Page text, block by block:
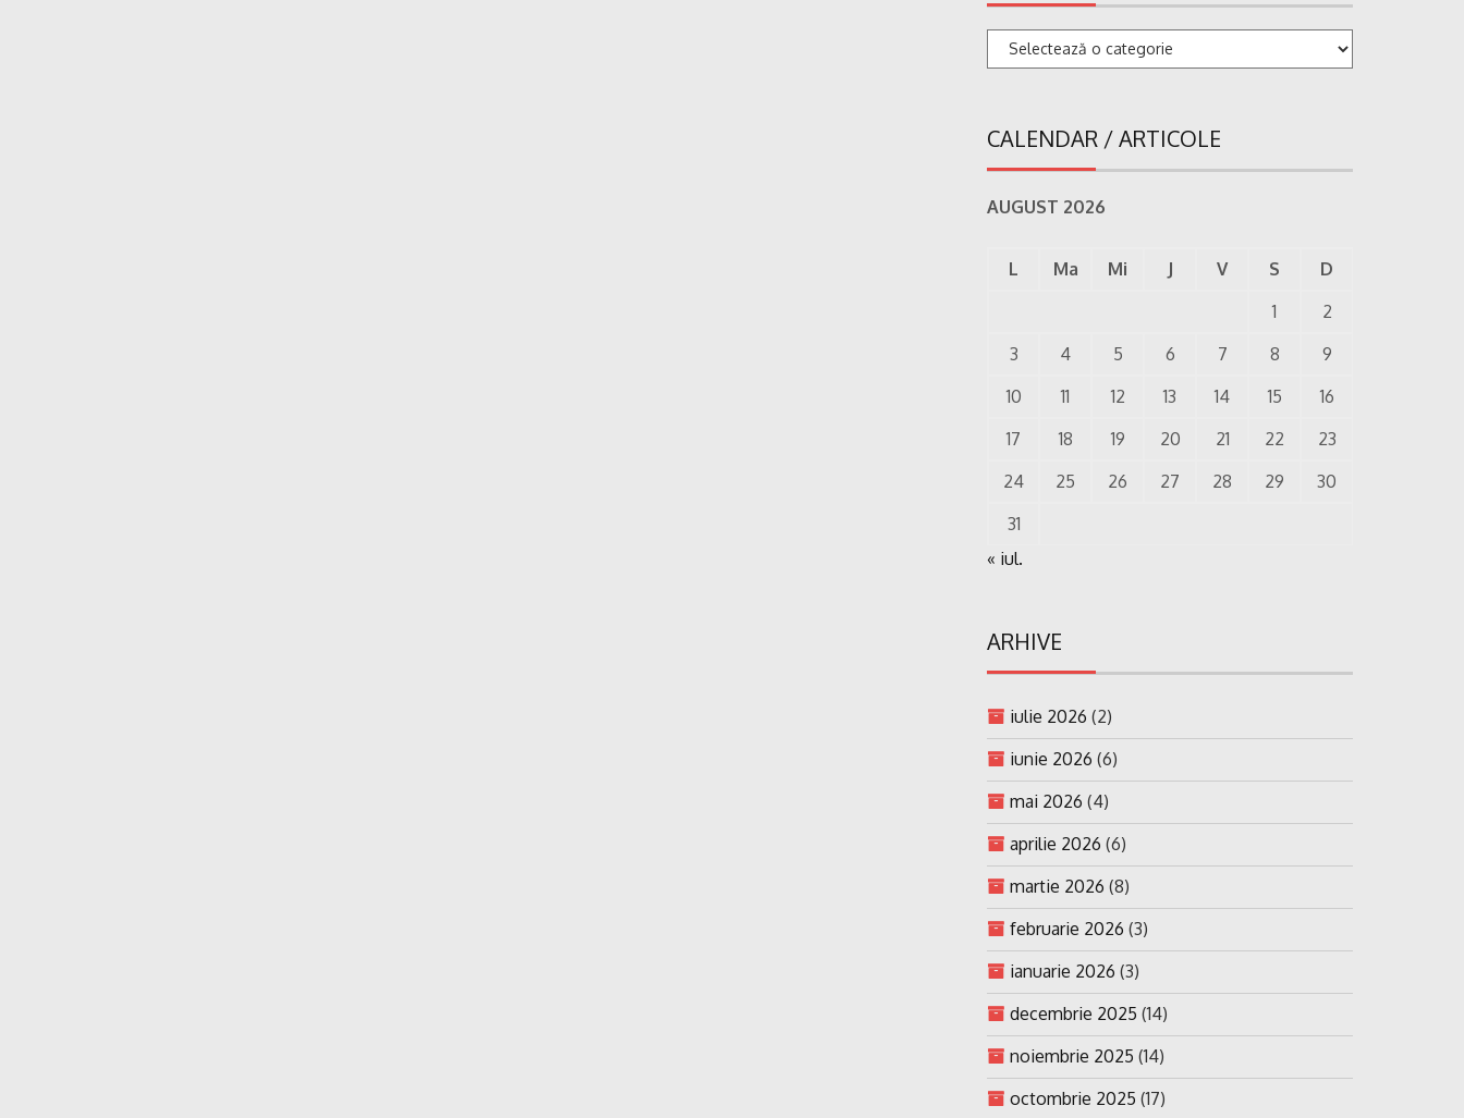
Categorii
CALENDAR / ARTICOLE
AUGUST 2026
L Ma Mi J V S
D
1
2
3
4 5 6 7 8
9
10
11 12 13 14 15
16
17
18 19 20 21 22
23
24
25 26 27 28 29
30
31
« iul.
ARHIVE
iulie 2026 (2)
iunie 2026 (6)
mai 2026 (4)
aprilie 2026 (6)
martie 2026 (8)
februarie 2026 (3)
ianuarie 2026 (3)
decembrie 2025 (14)
noiembrie 2025 (14)
octombrie 2025 (17)